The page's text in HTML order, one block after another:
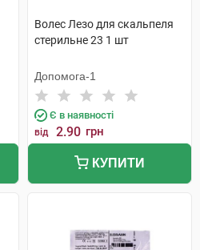
Волес Лезо для скальпеля
стерильне 23 1 шт
Допомога-1
Є в наявності
від 2.90 грн
КУПИТИ